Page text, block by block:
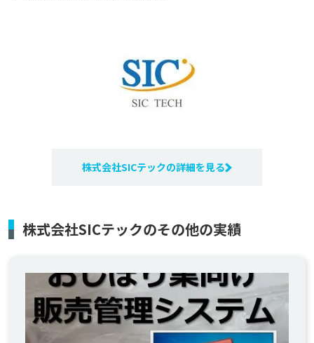
株式会社SICテックの詳細を見る
株式会社SICテックのその他の実績